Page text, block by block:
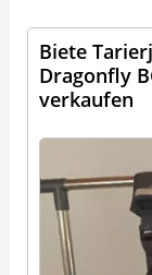
Biete
Dragonfly
verkaufen